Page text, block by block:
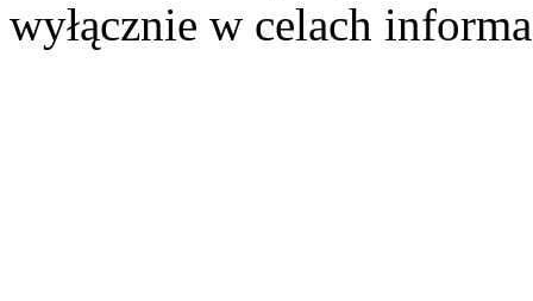
wyłącznie w celach